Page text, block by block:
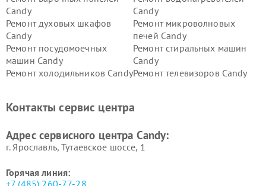
Candy
Candy
Ремонт духовых шкафов
Candy
Ремонт микроволновых
печей Candy
Ремонт посудомоечных
машин Candy
Ремонт стиральных машин
Candy
Ремонт холодильников CandyРемонт телевизоров Candy
Контакты сервис центра
Адрес сервисного центра Candy:
г. Ярославль, Тутаевское шоссе, 1
Горячая линия:
+7 (485) 260-77-28